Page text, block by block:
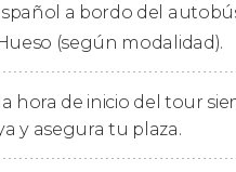
y 6 horas libres para
uno de sus
al punto de
a bordo del
(según modalidad).
hora de inicio del tour
y asegura tu plaza.